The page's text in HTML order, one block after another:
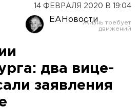
Оренбург
14 ФЕВРАЛЯ 2020 В 19:04
ЕАНовости
два вице-
заявления